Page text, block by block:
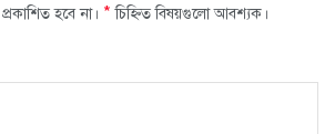
হবে না। * চিহ্নিত বিষয়গুলো আবশ্যক।